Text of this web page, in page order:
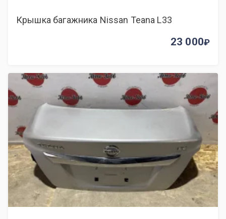
Крышка багажника Nissan Teana L33
23 000